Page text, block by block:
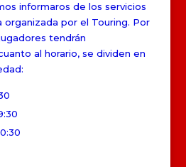
informaros de los servicios
por el Touring. Por
tendrán
al horario, se dividen en